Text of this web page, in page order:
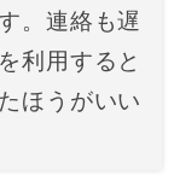
。連絡も遅
利用すると
ほうがいい